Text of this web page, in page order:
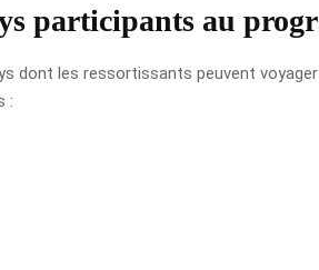
participants au
dont les ressortissants peuvent
: